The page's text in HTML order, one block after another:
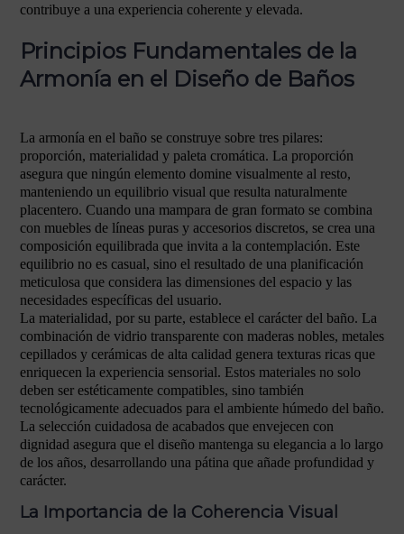
contribuye a una experiencia coherente y elevada.
Principios Fundamentales de la
Armonía en el Diseño de Baños
La armonía en el baño se construye sobre tres pilares:
proporción, materialidad y paleta cromática. La proporción
asegura que ningún elemento domine visualmente al resto,
manteniendo un equilibrio visual que resulta naturalmente
placentero. Cuando una mampara de gran formato se combina
con muebles de líneas puras y accesorios discretos, se crea una
composición equilibrada que invita a la contemplación. Este
equilibrio no es casual, sino el resultado de una planificación
meticulosa que considera las dimensiones del espacio y las
necesidades específicas del usuario.
La materialidad, por su parte, establece el carácter del baño. La
combinación de vidrio transparente con maderas nobles, metales
cepillados y cerámicas de alta calidad genera texturas ricas que
enriquecen la experiencia sensorial. Estos materiales no solo
deben ser estéticamente compatibles, sino también
tecnológicamente adecuados para el ambiente húmedo del baño.
La selección cuidadosa de acabados que envejecen con
dignidad asegura que el diseño mantenga su elegancia a lo largo
de los años, desarrollando una pátina que añade profundidad y
carácter.
La Importancia de la Coherencia Visual